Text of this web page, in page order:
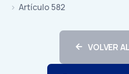
Artículo 582
VOLVER